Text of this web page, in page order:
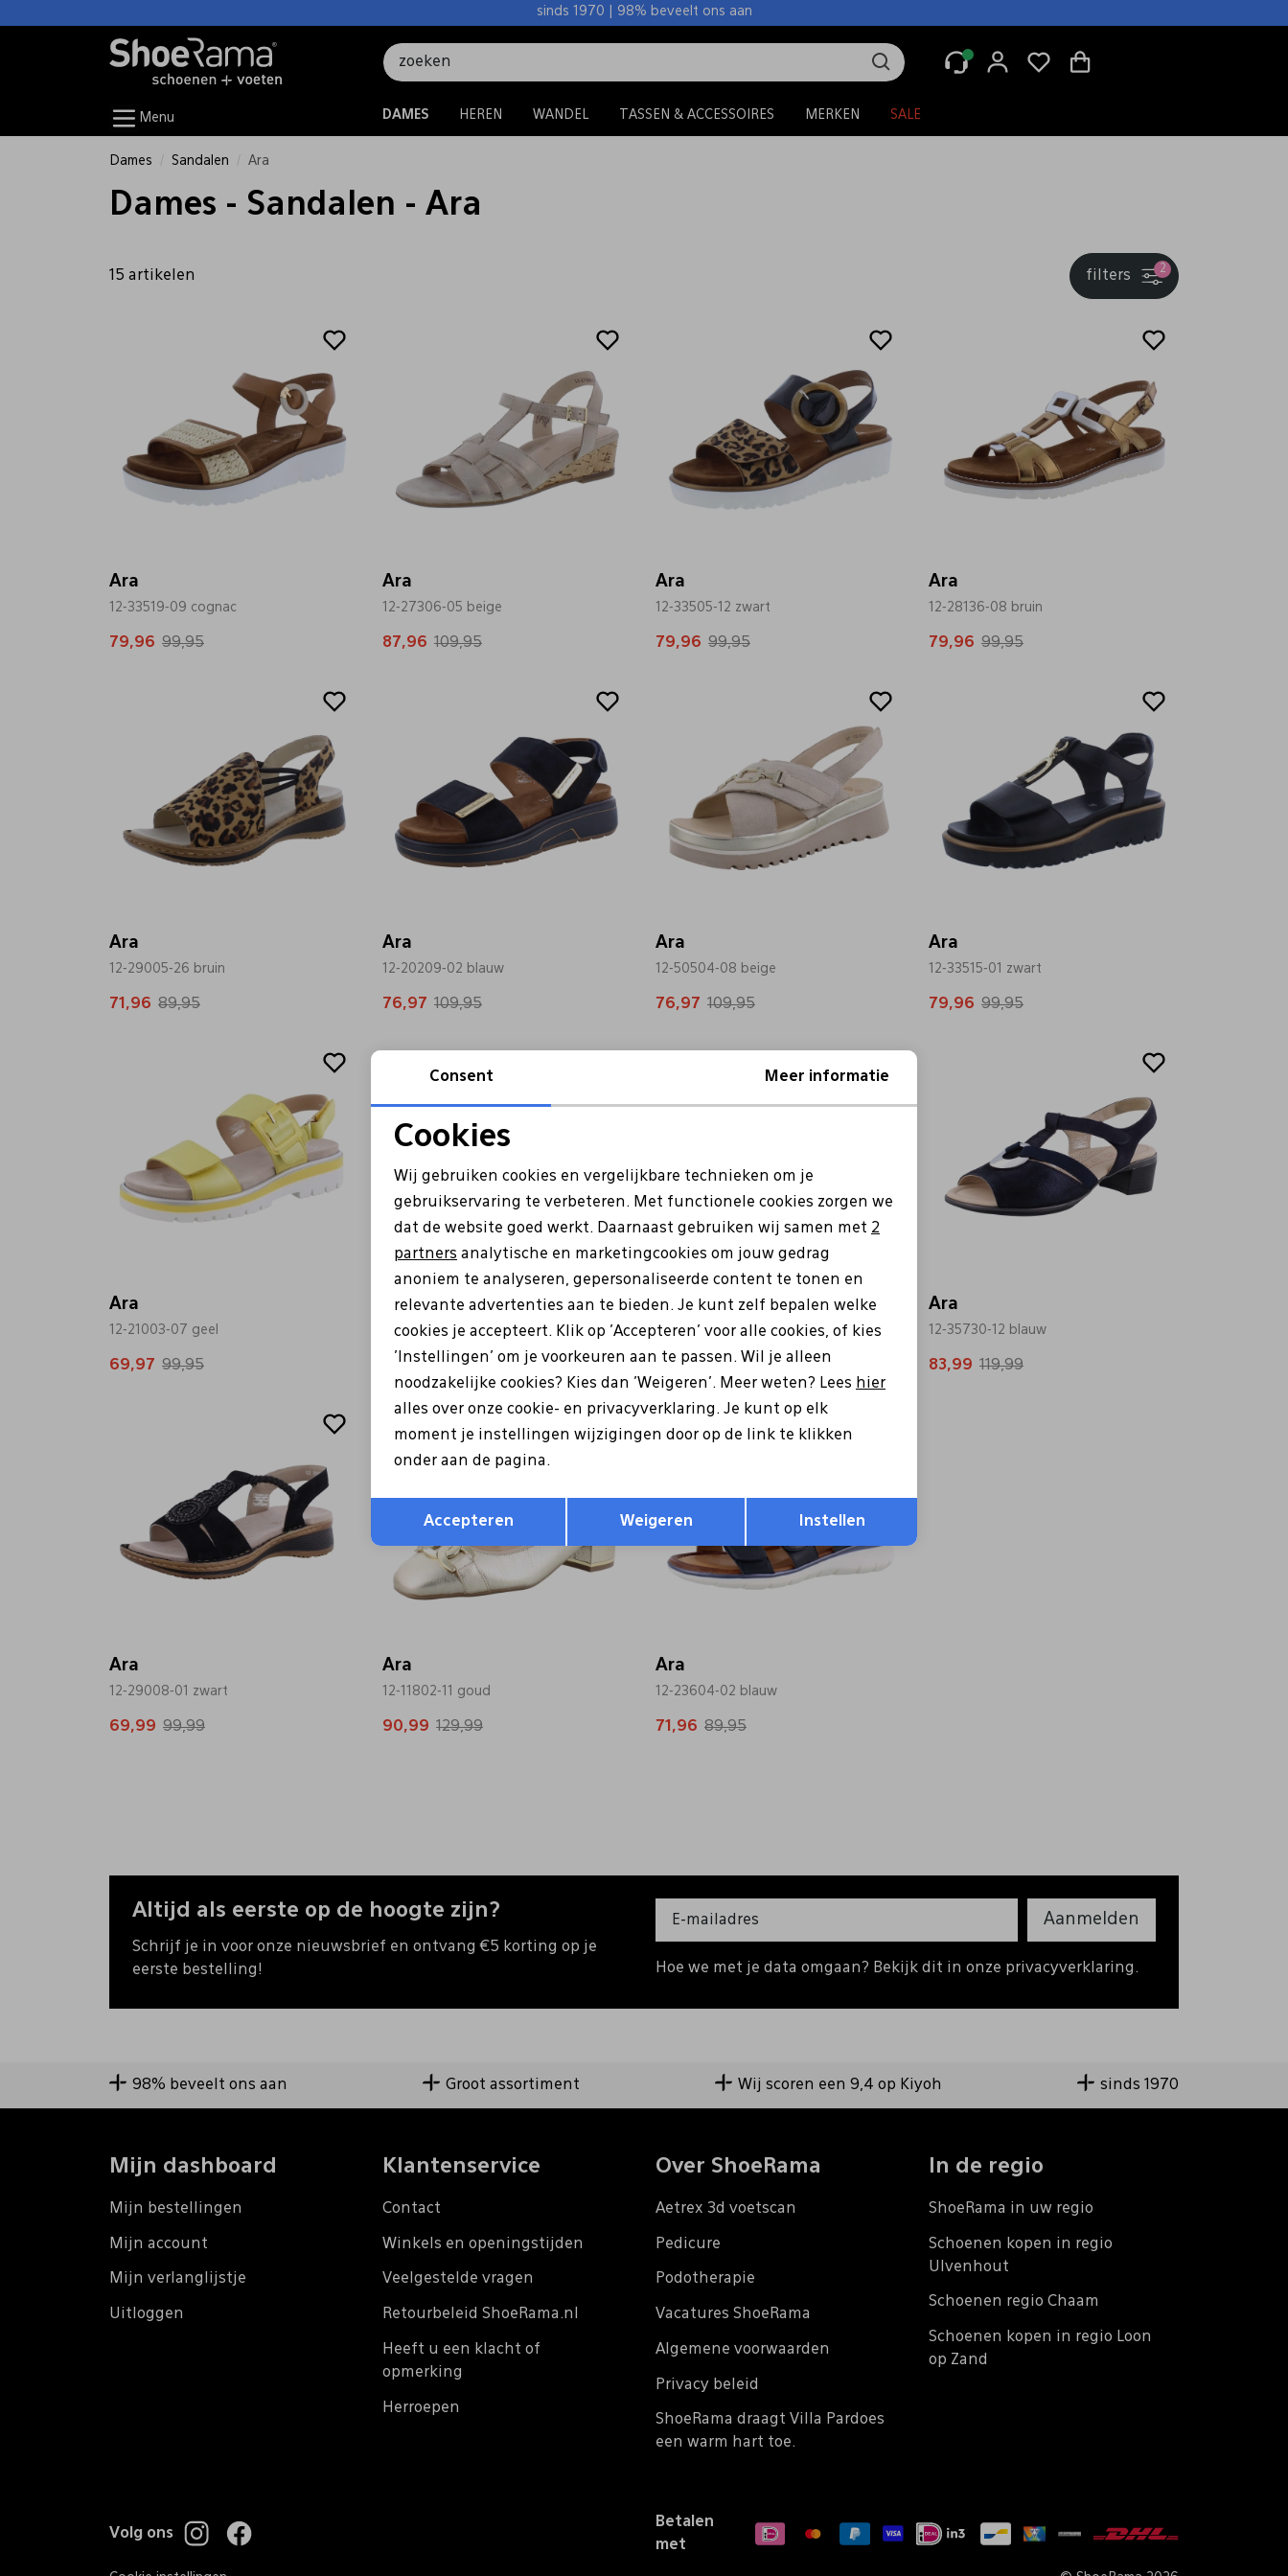
sinds 1970 | 98% beveelt ons aan
Menu DAMES HEREN WANDEL TASSEN & ACCESSOIRES MERKEN SALE
Dames Sandalen Ara
Dames - Sandalen - Ara
15 artikelen 2
filters
Ara
12-33519-09 cognac
79,96 99,95
Ara
12-27306-05 beige
87,96 109,95
Ara
12-33505-12 zwart
79,96 99,95
Ara
12-28136-08 bruin
79,96 99,95
Ara
12-29005-26 bruin
71,96 89,95
Ara
12-20209-02 blauw
76,97 109,95
Ara
12-50504-08 beige
76,97 109,95
Ara
12-33515-01 zwart
79,96 99,95
Ara
12-21003-07 geel
69,97 99,95
Ara
12-21006-16 rose
69,97 99,95
Ara
12-33518-11 zilver
62,99 89,99
Ara
12-35730-12 blauw
83,99 119,99
Ara
12-29008-01 zwart
69,99 99,99
Sale
Ara
12-11802-11 goud
90,99 129,99
Sale
Ara
12-23604-02 blauw
71,96 89,95
Altijd als eerste op de hoogte zijn?
Schrijf je in voor onze nieuwsbrief en ontvang €5 korting op je
eerste bestelling!
Aanmelden
Hoe we met je data omgaan? Bekijk dit in onze privacyverklaring.
98% beveelt ons aan Groot assortiment Wij scoren een 9,4 op Kiyoh sinds 1970
Mijn dashboard
Mijn bestellingen
Mijn account
Mijn verlanglijstje
Uitloggen
Klantenservice
Contact
Winkels en openingstijden
Veelgestelde vragen
Retourbeleid ShoeRama.nl
Heeft u een klacht of
opmerking
Herroepen
Over ShoeRama
Aetrex 3d voetscan
Pedicure
Podotherapie
Vacatures ShoeRama
Algemene voorwaarden
Privacy beleid
ShoeRama draagt Villa Pardoes
een warm hart toe.
In de regio
ShoeRama in uw regio
Schoenen kopen in regio
Ulvenhout
Schoenen regio Chaam
Schoenen kopen in regio Loon
op Zand
Volg ons
Betalen
met
Analytische cookies Marketing cookies
Opslaan
Consent Meer informatie
Cookies
Wij gebruiken cookies en vergelijkbare technieken om je
gebruikservaring te verbeteren. Met functionele cookies zorgen we
dat de website goed werkt. Daarnaast gebruiken wij samen met 2
partners analytische en marketingcookies om jouw gedrag
anoniem te analyseren, gepersonaliseerde content te tonen en
relevante advertenties aan te bieden. Je kunt zelf bepalen welke
cookies je accepteert. Klik op 'Accepteren' voor alle cookies, of kies
'Instellingen' om je voorkeuren aan te passen. Wil je alleen
noodzakelijke cookies? Kies dan 'Weigeren'. Meer weten? Lees hier
alles over onze cookie- en privacyverklaring. Je kunt op elk
moment je instellingen wijzigingen door op de link te klikken
onder aan de pagina.
Accepteren Weigeren Instellen